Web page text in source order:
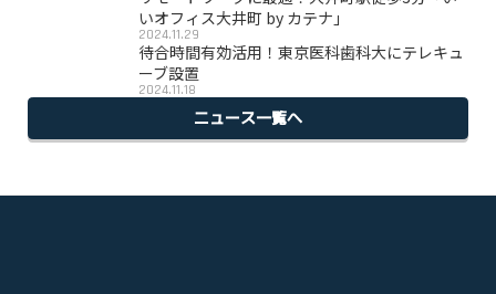
いオフィス大井町 by カテナ」
2024.11.29
待合時間有効活用！東京医科歯科大にテレキュ
ーブ設置
2024.11.18
ニュース一覧へ